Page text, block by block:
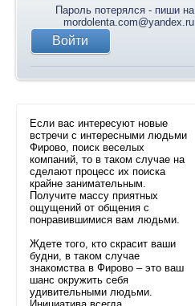
Пароль потерялся - пиши на
mordolenta.com@yandex.ru
Если вас интересуют новые
встречи с интересными людьми
Фирово, поиск веселых
компаний, то в таком случае на
сделают процесс их поиска
крайне занимательным.
Получите массу приятных
ощущений от общения с
понравившимися вам людьми.
Ждете того, кто скрасит ваши
будни, в таком случае
знакомства в Фирово – это ваш
шанс окружить себя
удивительными людьми.